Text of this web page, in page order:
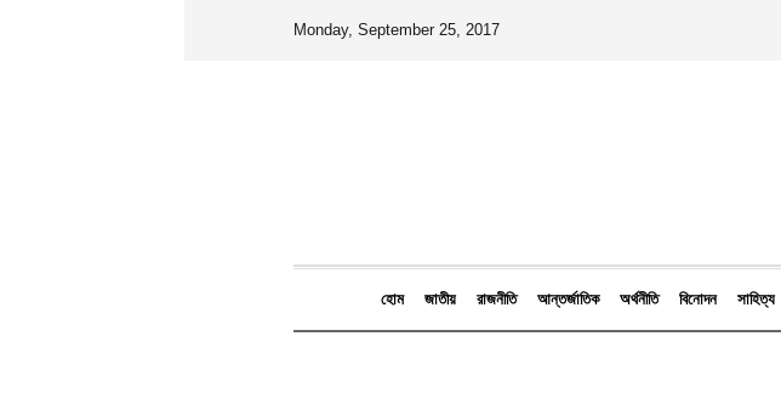
Monday, September 25, 2017
হোম জাতীয় রাজনীতি আন্তর্জাতিক অর্থনীতি বিনোদন সাহিত্য